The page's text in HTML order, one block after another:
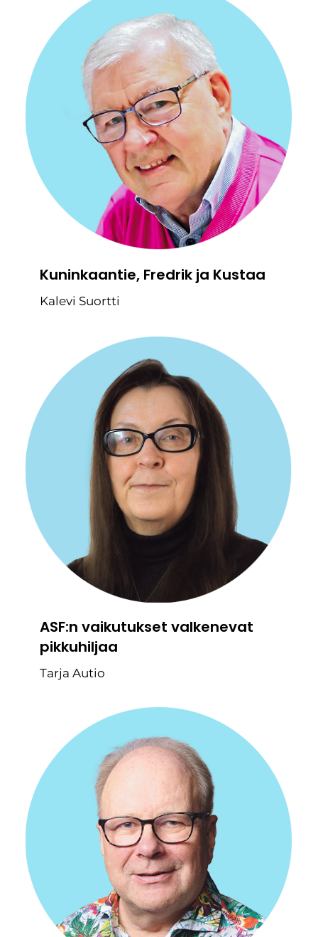
Kuninkaantie, Fredrik ja Kustaa
Kalevi Suortti
ASF:n vaikutukset valkenevat
pikkuhiljaa
Tarja Autio